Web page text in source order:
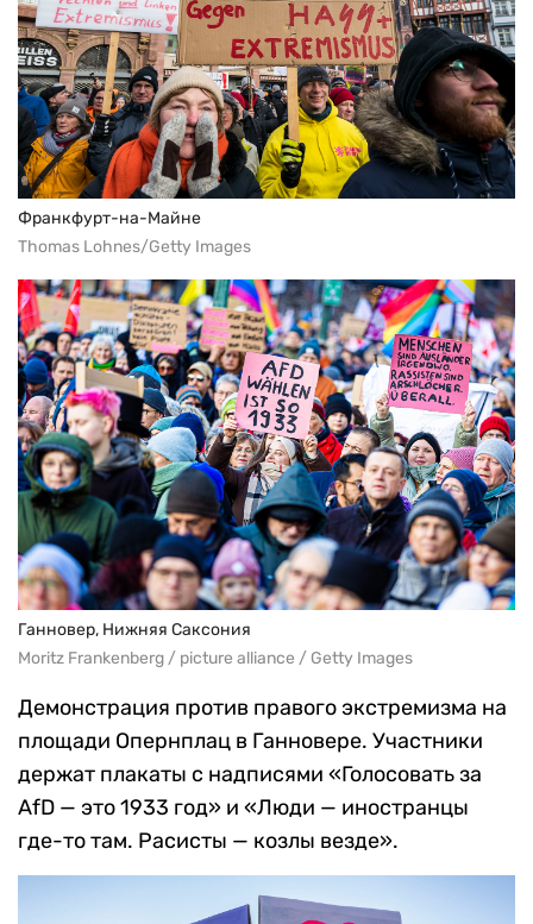
Франкфурт-на-Майне
Thomas Lohnes/Getty Images
Ганновер, Нижняя Саксония
Moritz Frankenberg / picture alliance / Getty Images
Демонстрация против правого экстремизма на
площади Опернплац в Ганновере. Участники
держат плакаты с надписями «Голосовать за
AfD — это 1933 год» и «Люди — иностранцы
где-то там. Расисты — козлы везде».